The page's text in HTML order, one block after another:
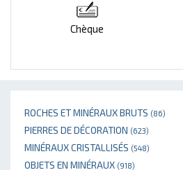
ROCHES ET MINÉRAUX BRUTS (86)
PIERRES DE DÉCORATION (623)
MINÉRAUX CRISTALLISÉS (548)
OBJETS EN MINÉRAUX (918)
Chèque